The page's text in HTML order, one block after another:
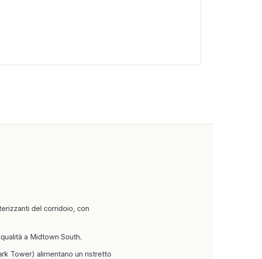
del corridoio, con
a Midtown South.
Tower) alimentano un ristretto